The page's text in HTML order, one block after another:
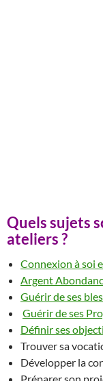
Quels sujets
ateliers ?
Connexion à soi
Argent
Guérir de ses
Guérir de ses
Définir ses
Trouver sa
Développer la